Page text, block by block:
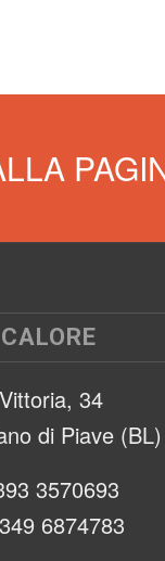
34
di Piave (BL)
3570693
6874783